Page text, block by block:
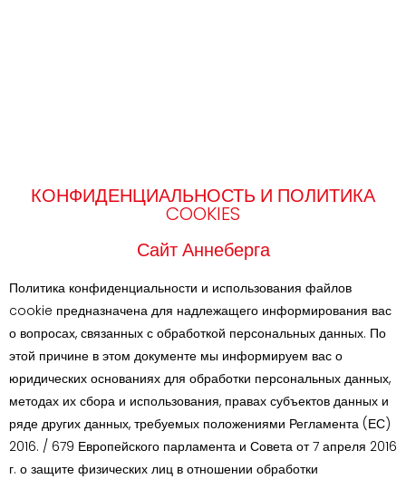
КОНФИДЕНЦИАЛЬНОСТЬ И ПОЛИТИКА
COOKIES
Сайт Аннеберга
Политика конфиденциальности и использования файлов
cookie предназначена для надлежащего информирования вас
о вопросах, связанных с обработкой персональных данных. По
этой причине в этом документе мы информируем вас о
юридических основаниях для обработки персональных данных,
методах их сбора и использования, правах субъектов данных и
ряде других данных, требуемых положениями Регламента (ЕС)
2016. / 679 Европейского парламента и Совета от 7 апреля 2016
г. о защите физических лиц в отношении обработки